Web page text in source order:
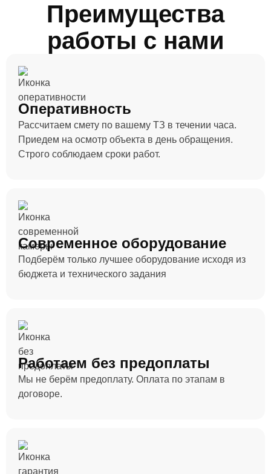
Преимущества
работы с нами
Оперативность
Рассчитаем смету по вашему ТЗ в течении часа.
Приедем на осмотр объекта в день обращения.
Строго соблюдаем сроки работ.
Современное оборудование
Подберём только лучшее оборудование исходя из
бюджета и технического задания
Работаем без предоплаты
Мы не берём предоплату. Оплата по этапам в
договоре.